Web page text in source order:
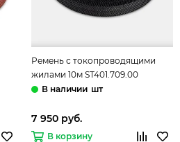
Ремень с токопроводящими
жилами 10м ST401.709.00
графитовый Band ST-Luce
шт
7 950 руб.
В корзину